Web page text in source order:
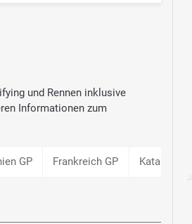
und Rennen inklusive
Informationen zum
GP Frankreich GP Katalonien